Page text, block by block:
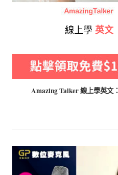
線上學 英文
Amazing Talker 線上學英文：